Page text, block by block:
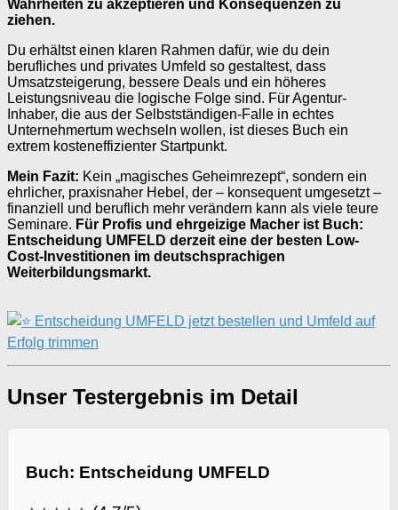
Wahrheiten zu akzeptieren und Konsequenzen zu
ziehen.
Du erhältst einen klaren Rahmen dafür, wie du dein
berufliches und privates Umfeld so gestaltest, dass
Umsatzsteigerung, bessere Deals und ein höheres
Leistungsniveau die logische Folge sind. Für Agentur-
Inhaber, die aus der Selbstständigen-Falle in echtes
Unternehmertum wechseln wollen, ist dieses Buch ein
extrem kosteneffizienter Startpunkt.
Mein Fazit: Kein „magisches Geheimrezept“, sondern ein
ehrlicher, praxisnaher Hebel, der – konsequent umgesetzt –
finanziell und beruflich mehr verändern kann als viele teure
Seminare. Für Profis und ehrgeizige Macher ist Buch:
Entscheidung UMFELD derzeit eine der besten Low-
Cost-Investitionen im deutschsprachigen
Weiterbildungsmarkt.
Unser Testergebnis im Detail
Buch: Entscheidung UMFELD